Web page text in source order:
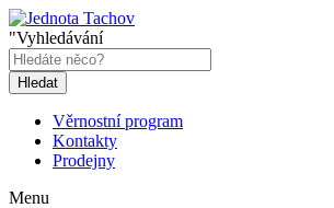
"Vyhledávání
Hledat
Věrnostní program
Kontakty
Prodejny
Menu